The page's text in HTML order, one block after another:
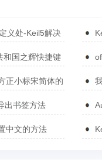
义处-Keil5解决
和国之辉快捷键
正小标宋简体的
出书签方法
中文的方法